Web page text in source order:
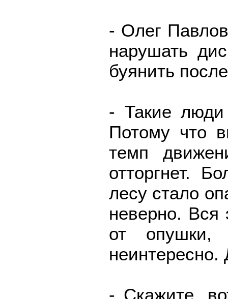
- Олег
нарушать
буянить
- Такие люди
Потому что
темп
отторгнет.
лесу стало
неверно. Вся
от
неинтересно.
- Скажите,